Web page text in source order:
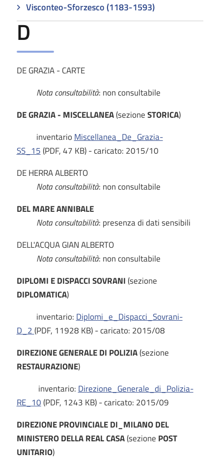
Visconteo-Sforzesco (1183-1593)
D
DE GRAZIA - CARTE
Nota consultabilità: non consultabile
DE GRAZIA - MISCELLANEA(sezioneSTORICA)
inventario Miscellanea_De_Grazia-
SS_15(PDF, 47 KB) - caricato: 2015/10
DE HERRA ALBERTO
Nota consultabilità: non consultabile
DEL MARE ANNIBALE
Nota consultabilità: presenza di dati sensibili
DELL'ACQUA GIAN ALBERTO
Nota consultabilità: non consultabile
DIPLOMI E DISPACCI SOVRANI(sezione
DIPLOMATICA)
inventario: Diplomi_e_Dispacci_Sovrani-
D_2(PDF, 11928 KB) - caricato: 2015/08
DIREZIONE GENERALE DI POLIZIA(sezione
RESTAURAZIONE)
inventario: Direzione_Generale_di_Polizia-
RE_10(PDF, 1243 KB) - caricato: 2015/09
DIREZIONE PROVINCIALE DI_MILANO DEL
MINISTERO DELLA REAL CASA(sezione POST
UNITARIO)